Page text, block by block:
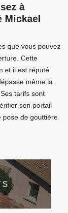
à
Mickael
que vous pouvez
Cette
et il est réputé
même la
tarifs sont
son portail
pose de gouttière